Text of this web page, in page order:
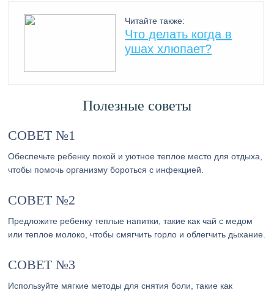
Читайте также:
Что делать когда в
ушах хлюпает?
Полезные советы
СОВЕТ №1
Обеспечьте ребенку покой и уютное теплое место для отдыха,
чтобы помочь организму бороться с инфекцией.
СОВЕТ №2
Предложите ребенку теплые напитки, такие как чай с медом
или теплое молоко, чтобы смягчить горло и облегчить дыхание.
СОВЕТ №3
Используйте мягкие методы для снятия боли, такие как